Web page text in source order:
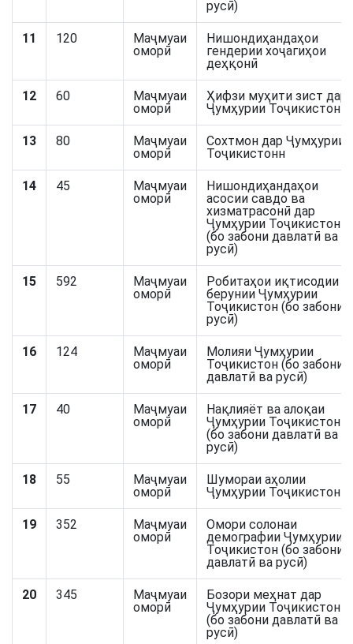
русӣ)
11 120
Маҷмуаи
оморӣ
Нишондиҳандаҳои
гендерии хоҷагиҳои
деҳқонӣ
12 60
Маҷмуаи
оморӣ
Ҳифзи муҳити зист дар
Ҷумҳурии Тоҷикистон
13 80
Маҷмуаи
оморӣ
Сохтмон дар Ҷумҳурии
Тоҷикистонн
14 45
Маҷмуаи
оморӣ
Нишондиҳандаҳои
асосии савдо ва
хизматрасонӣ дар
Ҷумҳурии Тоҷикистон
(бо забони давлатӣ ва
русӣ)
15 592
Маҷмуаи
оморӣ
Робитаҳои иқтисодии
берунии Ҷумҳурии
Тоҷикистон (бо забони
русӣ)
16 124
Маҷмуаи
оморӣ
Молияи Ҷумҳурии
Тоҷикистон (бо забони
давлатӣ ва русӣ)
17 40
Маҷмуаи
оморӣ
Нақлияёт ва алоқаи
Ҷумҳурии Тоҷикистон
(бо забони давлатӣ ва
русӣ)
18 55
Маҷмуаи
оморӣ
Шумораи аҳолии
Ҷумҳурии Тоҷикистон
19 352
Маҷмуаи
оморӣ
Омори солонаи
демографии Ҷумҳурии
Тоҷикистон (бо забони
давлатӣ ва русӣ)
20 345
Маҷмуаи
оморӣ
Бозори меҳнат дар
Ҷумҳурии Тоҷикистон
(бо забони давлатӣ ва
русӣ)